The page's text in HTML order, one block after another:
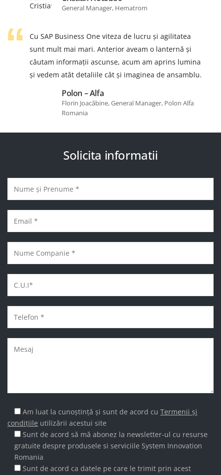
General Manager, Hematrom
Cu SAP Business One viteza de lucru şi agilitatea
sunt mult mai mari. Anterior aveam o lanternă şi
căutam informații ascunse, acum am aprins lumina
şi vedem atât detaliile cât şi imaginea de ansamblu.
Polon – Alfa
Florin Joacăbine, General Manager, Polon Alfa
Romania
Solicita informatii
Am luat la cunoștință și sunt de acord cu Termenii și
condițiile utilizării acestui site
Sunt de acord să mă abonez la newsletter-ul cu resurse
gratuite despre produsele si serviciile System Innovation
Romania
Sunt de acord ca datele pe care le trimit prin acest